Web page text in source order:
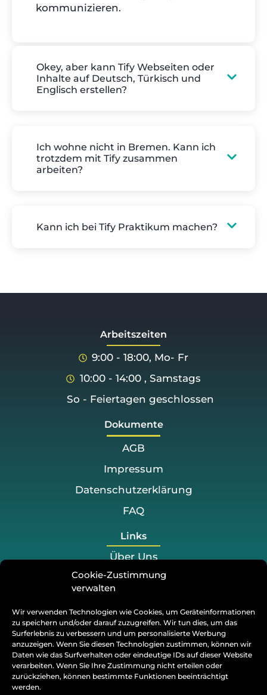
Cookie-Zustimmung
verwalten
Wir verwenden Technologien wie Cookies, um Geräteinformationen
zu speichern und/oder darauf zuzugreifen. Wir tun dies, um das
Surferlebnis zu verbessern und um personalisierte Werbung
anzuzeigen. Wenn Sie diesen Technologien zustimmen, können wir
Daten wie das Surfverhalten oder eindeutige IDs auf dieser Website
verarbeiten. Wenn Sie Ihre Zustimmung nicht erteilen oder
zurückziehen, können bestimmte Funktionen beeinträchtigt
werden.
kommunizieren.
Okey, aber kann Tify Webseiten oder
Inhalte auf Deutsch, Türkisch und
Englisch erstellen?
Ich wohne nicht in Bremen. Kann ich
trotzdem mit Tify zusammen
arbeiten?
Kann ich bei Tify Praktikum machen?
Kontakt
+49 176 2558 2100
Links
Über Uns
Preis
Blog
Dokumente
AGB
Impressum
Datenschutzerklärung
FAQ
Arbeitszeiten
9:00 - 18:00, Mo- Fr
10:00 - 14:00 , Samstags
So - Feiertagen geschlossen